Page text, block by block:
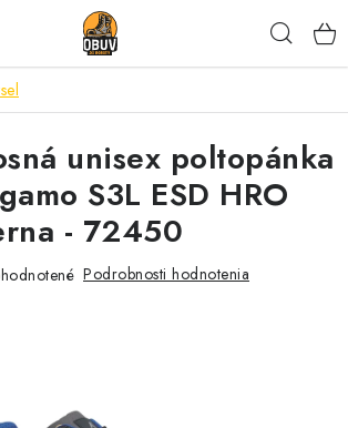
OBUV
unisex poltopánka
S3L ESD HRO
- 72450
Podrobnosti hodnotenia